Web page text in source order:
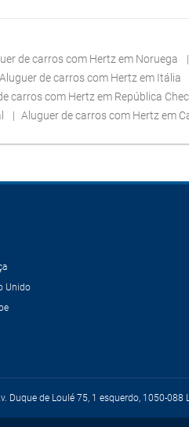
de carros com Hertz em Noruega
Aluguer de carros com Hertz em Itália
carros com Hertz em República
Aluguer de carros com Hertz em
Unido
Duque de Loulé 75, 1 esquerdo, 1050-088